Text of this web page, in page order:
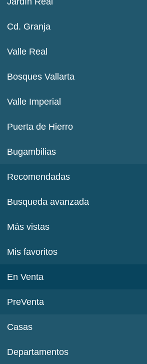
Cd. Granja
Valle Real
Bosques Vallarta
Valle Imperial
Puerta de Hierro
Bugambilias
Recomendadas
Busqueda avanzada
Más vistas
Mis favoritos
En Venta
PreVenta
Casas
Departamentos